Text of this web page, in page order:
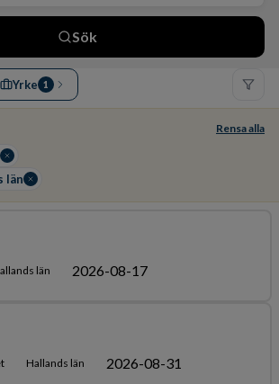
Sök
Yrke 1
Rensa alla
län
län 2026-08-17
Hallands län 2026-08-31